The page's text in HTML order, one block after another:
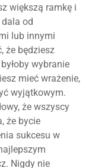
większą ramkę i
od
lub innymi
że będziesz
wybranie
mieć wrażenie,
wyjątkowym.
że wszyscy
że ​​bycie
sukcesu w
Nigdy nie